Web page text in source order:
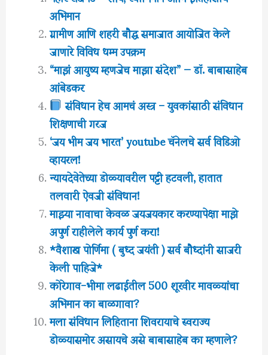
अभिमान
ग्रामीण आणि शहरी बौद्ध समाजात आयोजित केले
जाणारे विविध धम्म उपक्रम
“माझं आयुष्य म्हणजेच माझा संदेश” — डॉ. बाबासाहेब
आंबेडकर
संविधान हेच आमचं अस्त्र – युवकांसाठी संविधान
शिक्षणाची गरज
‘जय भीम जय भारत’ youtube चॅनेलचे सर्व विडिओ
व्हायरल!
न्यायदेवेतेच्या डोळ्यावरील पट्टी हटवली, हातात
तलवारी ऐवजी संविधान!
माझ्या नावाचा केवळ जयजयकार करण्यापेक्षा माझे
अपुर्ण राहीलेले कार्य पुर्ण करा!
*वैशाख पोर्णिमा ( बुध्द जयंती ) सर्व बौध्दांनी साजरी
केली पाहिजे*
कोरेगाव-भीमा लढाईतील 500 शूरवीर मावळ्यांचा
अभिमान का बाळगावा?
मला संविधान लिहिताना शिवरायाचे स्वराज्य
डोळ्यासमोर असायचे असे बाबासाहेब का म्हणाले?